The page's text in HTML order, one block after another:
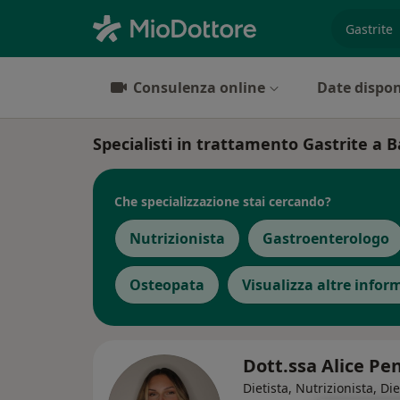
Consulenza online Date
Specialisti in trattamento Gastrite a
Che specializzazione stai cercando?
Nutrizionista Gastroenterologo
Osteopata Visualizza altre
Dott.ssa Alice
Dietista, Nutrizionista,